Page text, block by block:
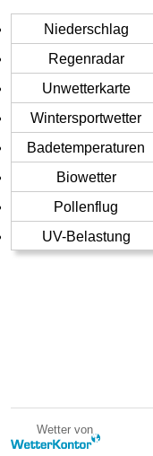
Niederschlag
Regenradar
Unwetterkarte
Wintersportwetter
Badetemperaturen
Biowetter
Pollenflug
UV-Belastung
Wetter von